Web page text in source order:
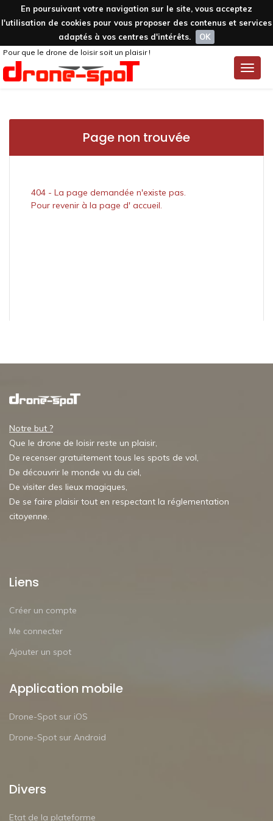
En poursuivant votre navigation sur le site, vous acceptez
l'utilisation de cookies pour vous proposer des contenus et services
adaptés à vos centres d'intérêts.
OK
Toggle
Pour que le drone de loisir soit un plaisir !
Page non trouvée
404 - La page demandée n'existe pas.
Pour revenir à la page d' accueil.
Notre but ?
Que le drone de loisir reste un plaisir,
De recenser gratuitement tous les spots de vol,
De découvrir le monde vu du ciel,
De visiter des lieux magiques,
De se faire plaisir tout en respectant la réglementation
citoyenne.
Liens
Créer un compte
Me connecter
Ajouter un spot
Application mobile
Drone-Spot sur iOS
Drone-Spot sur Android
Divers
Etat de la plateforme